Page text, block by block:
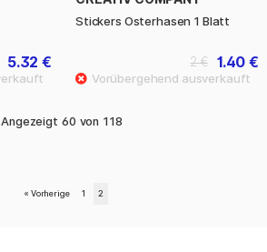
5.32 €
Stickers Osterhasen 1 Blatt
1.40 €
2 €
Angezeigt 60 von 118
« Vorherige 1 2